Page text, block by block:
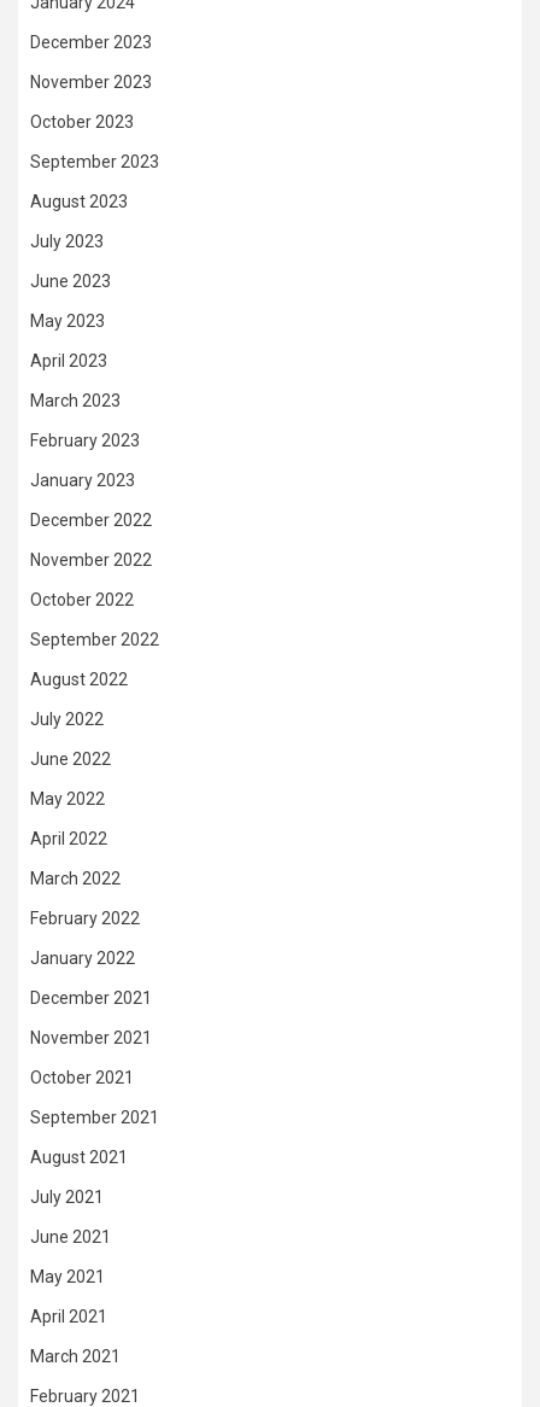
December 2023
November 2023
October 2023
September 2023
August 2023
July 2023
June 2023
May 2023
April 2023
March 2023
February 2023
January 2023
December 2022
November 2022
October 2022
September 2022
August 2022
July 2022
June 2022
May 2022
April 2022
March 2022
February 2022
January 2022
December 2021
November 2021
October 2021
September 2021
August 2021
July 2021
June 2021
May 2021
April 2021
March 2021
February 2021